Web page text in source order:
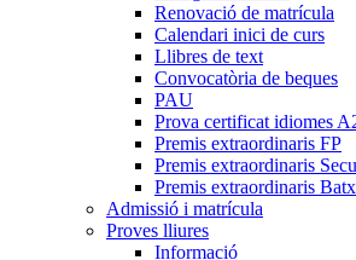
Renovació de matrícula
Calendari inici de curs
Llibres de text
Convocatòria de beques
PAU
Prova certificat idiomes
Premis extraordinaris FP
Premis extraordinaris
Premis extraordinaris
Admissió i matrícula
Proves lliures
Informació